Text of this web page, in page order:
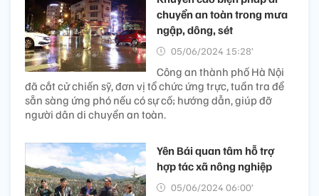
chuyển an toàn trong mưa
ngập, dông, sét
05/06/2024 15:28’
Công an thành phố Hà Nội
đã cắt cử chiến sỹ, đơn vị tổ chức ứng trực, tuần tra để
sẵn sàng ứng phó nếu có sự cố; hướng dẫn, giúp đỡ
người dân di chuyển an toàn.
Yên Bái quan tâm hỗ trợ
hợp tác xã nông nghiệp
05/06/2024 06:00’